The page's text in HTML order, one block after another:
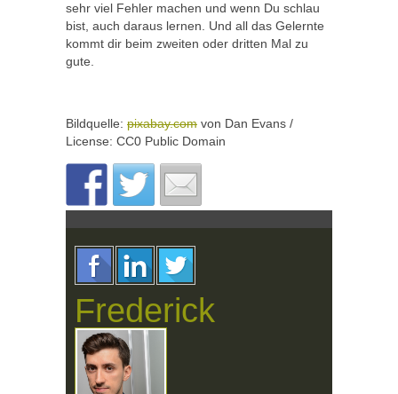
sehr viel Fehler machen und wenn Du schlau
bist, auch daraus lernen. Und all das Gelernte
kommt dir beim zweiten oder dritten Mal zu
gute.
Bildquelle: pixabay.com von Dan Evans /
License: CC0 Public Domain
Frederick